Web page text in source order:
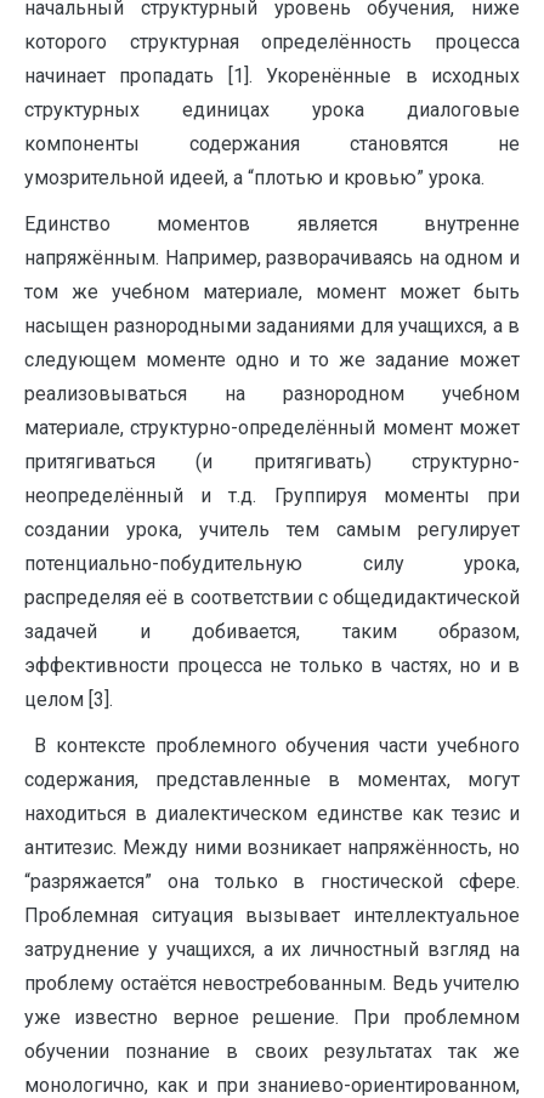
начальный структурный уровень обучения, ниже
которого структурная определённость процесса
начинает пропадать [1]. Укоренённые в исходных
структурных единицах урока диалоговые
компоненты содержания становятся не
умозрительной идеей, а “плотью и кровью” урока.
Единство моментов является внутренне
напряжённым. Например, разворачиваясь на одном и
том же учебном материале, момент может быть
насыщен разнородными заданиями для учащихся, а в
следующем моменте одно и то же задание может
реализовываться на разнородном учебном
материале, структурно-определённый момент может
притягиваться (и притягивать) структурно-
неопределённый и т.д. Группируя моменты при
создании урока, учитель тем самым регулирует
потенциально-побудительную силу урока,
распределяя её в соответствии с общедидактической
задачей и добивается, таким образом,
эффективности процесса не только в частях, но и в
целом [3].
В контексте проблемного обучения части учебного
содержания, представленные в моментах, могут
находиться в диалектическом единстве как тезис и
антитезис. Между ними возникает напряжённость, но
“разряжается” она только в гностической сфере.
Проблемная ситуация вызывает интеллектуальное
затруднение у учащихся, а их личностный взгляд на
проблему остаётся невостребованным. Ведь учителю
уже известно верное решение. При проблемном
обучении познание в своих результатах так же
монологично, как и при знаниево-ориентированном,